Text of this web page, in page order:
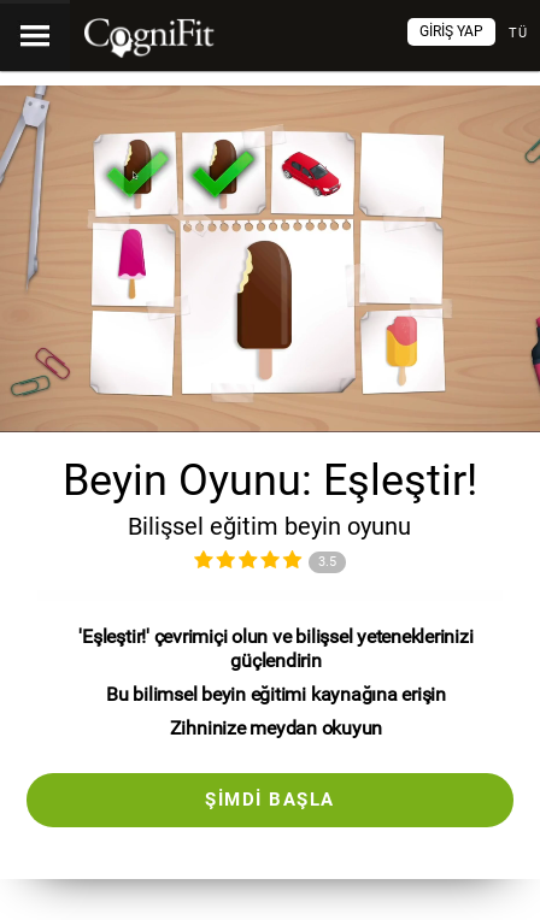
TÜ
GIRIŞ YAP
Beyin Oyunu: Eşleştir!
Bilişsel eğitim beyin oyunu
3.5
'Eşleştir!' çevrimiçi olun ve bilişsel yeteneklerinizi
güçlendirin
Bu bilimsel beyin eğitimi kaynağına erişin
Zihninize meydan okuyun
ŞIMDI BAŞLA